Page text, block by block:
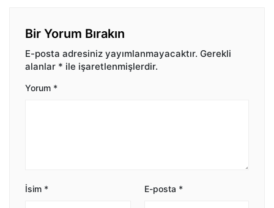
Bir Yorum Bırakın
E-posta adresiniz yayımlanmayacaktır. Gerekli
alanlar * ile işaretlenmişlerdir.
Yorum *
İsim * E-posta *